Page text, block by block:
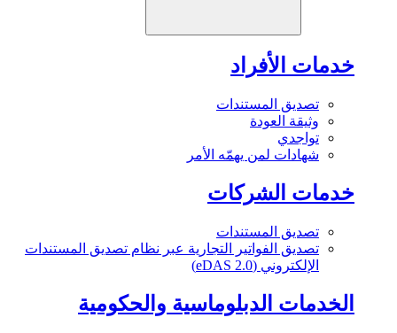
خدمات الأفراد
تصديق المستندات
وثيقة العودة
تواجدي
شهادات لمن يهمّه الأمر
خدمات الشركات
تصديق المستندات
تصديق الفواتير التجارية عبر نظام تصديق المستندات
الإلكتروني (eDAS 2.0)
الخدمات الدبلوماسية والحكومية